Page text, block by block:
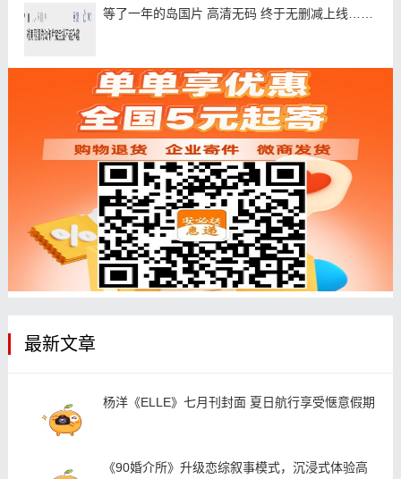
等了一年的岛国片 高清无码 终于无删减上线……
最新文章
杨洋《ELLE》七月刊封面 夏日航行享受惬意假期
《90婚介所》升级恋综叙事模式，沉浸式体验高